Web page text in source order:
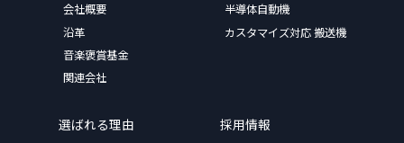
会社概要
沿革
音楽褒賞基金
関連会社
半導体自動機
カスタマイズ対応 搬送機
選ばれる理由
採用情報